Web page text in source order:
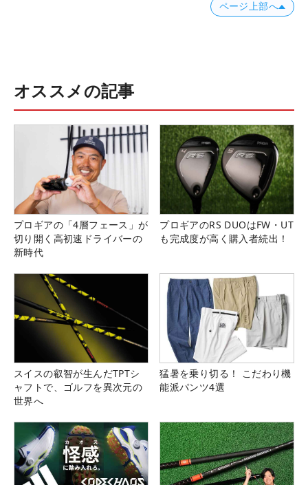
ページ上部へ
オススメの記事
プロギアの「4層フェース」が
切り開く高初速ドライバーの
新時代
プロギアのRS DUOはFW・UT
も完成度が高く購入者続出！
スイスの叡智が生んだTPTシ
ャフトで、ゴルフを異次元の
世界へ
猛暑を乗り切る！ こだわり機
能派パンツ4選